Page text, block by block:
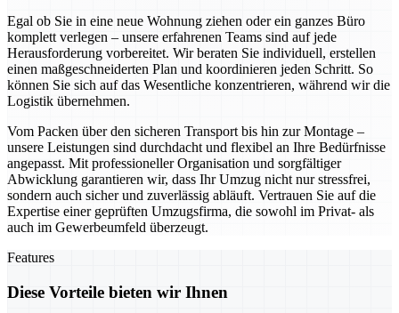
Egal ob Sie in eine neue Wohnung ziehen oder ein ganzes Büro
komplett verlegen – unsere erfahrenen Teams sind auf jede
Herausforderung vorbereitet. Wir beraten Sie individuell, erstellen
einen maßgeschneiderten Plan und koordinieren jeden Schritt. So
können Sie sich auf das Wesentliche konzentrieren, während wir die
Logistik übernehmen.
Vom Packen über den sicheren Transport bis hin zur Montage –
unsere Leistungen sind durchdacht und flexibel an Ihre Bedürfnisse
angepasst. Mit professioneller Organisation und sorgfältiger
Abwicklung garantieren wir, dass Ihr Umzug nicht nur stressfrei,
sondern auch sicher und zuverlässig abläuft. Vertrauen Sie auf die
Expertise einer geprüften Umzugsfirma, die sowohl im Privat- als
auch im Gewerbeumfeld überzeugt.
Features
Diese Vorteile bieten wir Ihnen